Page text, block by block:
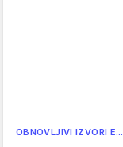
OBNOVLJIVI IZVORI E…